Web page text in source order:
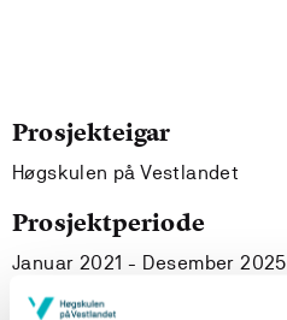
Prosjekteigar
Høgskulen på Vestlandet
Prosjektperiode
Januar 2021 - Desember 2025